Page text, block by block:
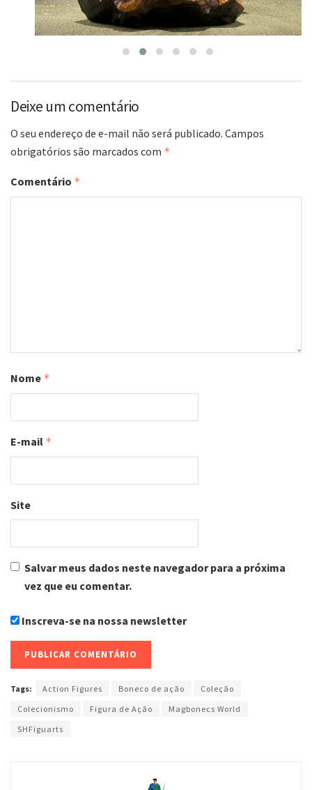
Deixe um comentário
O seu endereço de e-mail não será publicado. Campos
obrigatórios são marcados com *
Comentário *
Nome *
E-mail *
Site
Salvar meus dados neste navegador para a próxima
vez que eu comentar.
Inscreva-se na nossa newsletter
Tags: Action Figures Boneco de ação
Coleção
Colecionismo
Figura de Ação
Magbonecs World
SHFiguarts